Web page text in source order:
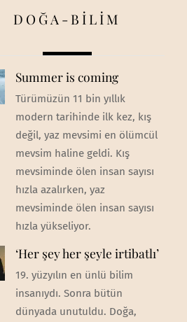
DOĞA-BİLİM
Summer is coming
Türümüzün 11 bin yıllık
modern tarihinde ilk kez, kış
değil, yaz mevsimi en ölümcül
mevsim haline geldi. Kış
mevsiminde ölen insan sayısı
hızla azalırken, yaz
mevsiminde ölen insan sayısı
hızla yükseliyor.
‘Her şey her şeyle irtibatlı’
19. yüzyılın en ünlü bilim
insanıydı. Sonra bütün
dünyada unutuldu. Doğa,